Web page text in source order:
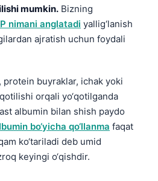
mumkin. Bizning
nimani anglatadi yallig‘lanish
ajratish uchun foydali
buyraklar, ichak yoki
orqali yo‘qotilganda
albumin bilan shish paydo
bo‘yicha qo‘llanma faqat
ko‘tariladi deb umid
keyingi o‘qishdir.